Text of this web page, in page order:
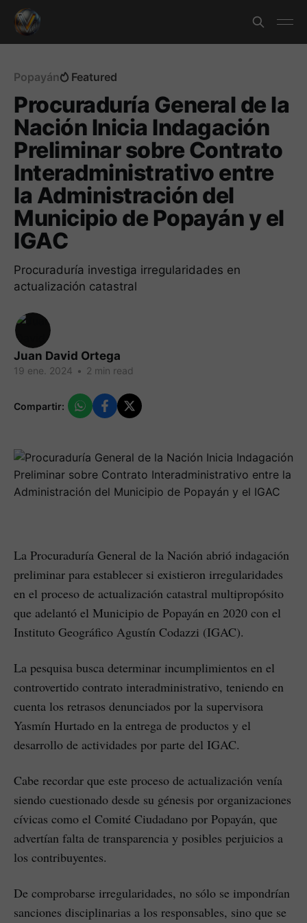
Popayán Featured
Procuraduría General de la
Nación Inicia Indagación
Preliminar sobre Contrato
Interadministrativo entre
la Administración del
Municipio de Popayán y el
IGAC
Procuraduría investiga irregularidades en
actualización catastral
Juan David Ortega
19 ene. 2024 • 2 min read
Compartir:
La Procuraduría General de la Nación abrió indagación
preliminar para establecer si existieron irregularidades
en el proceso de actualización catastral multipropósito
que adelantó el Municipio de Popayán en 2020 con el
Instituto Geográfico Agustín Codazzi (IGAC).
La pesquisa busca determinar incumplimientos en el
controvertido contrato interadministrativo, teniendo en
cuenta los retrasos denunciados por la supervisora
Yasmín Hurtado en la entrega de productos y el
desarrollo de actividades por parte del IGAC.
Cabe recordar que este proceso de actualización venía
siendo cuestionado desde su génesis por organizaciones
cívicas como el Comité Ciudadano por Popayán, que
advertían falta de transparencia y posibles perjuicios a
los contribuyentes.
De comprobarse irregularidades, no sólo se impondrían
sanciones disciplinarias a los responsables, sino que se